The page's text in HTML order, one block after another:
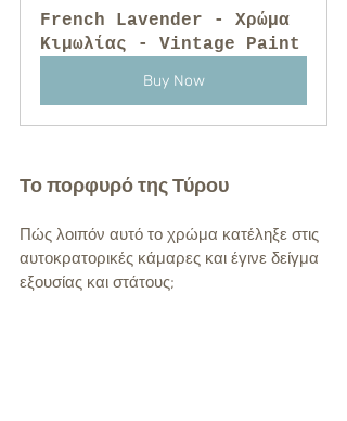
French Lavender - Χρώμα
Κιμωλίας - Vintage Paint
Buy Now
Το πορφυρό της Τύρου
Πώς λοιπόν αυτό το χρώμα κατέληξε στις
αυτοκρατορικές κάμαρες και έγινε δείγμα
εξουσίας και στάτους;